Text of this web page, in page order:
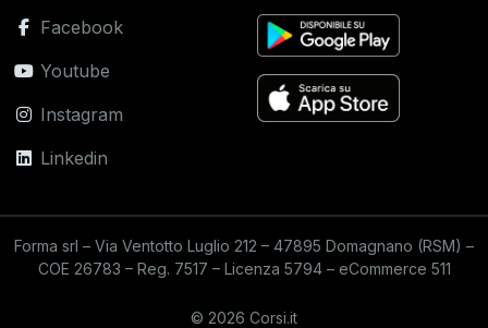
Facebook
Youtube
Instagram
Linkedin
Forma srl – Via Ventotto Luglio 212 – 47895 Domagnano (RSM) –
COE 26783 – Reg. 7517 – Licenza 5794 – eCommerce 511
© 2026 Corsi.it